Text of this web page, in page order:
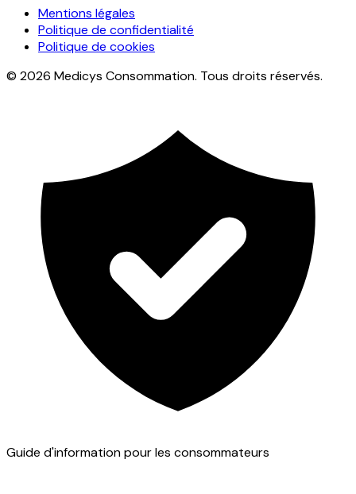
Mentions légales
Politique de confidentialité
Politique de cookies
© 2026 Medicys Consommation. Tous droits réservés.
Guide d'information pour les consommateurs